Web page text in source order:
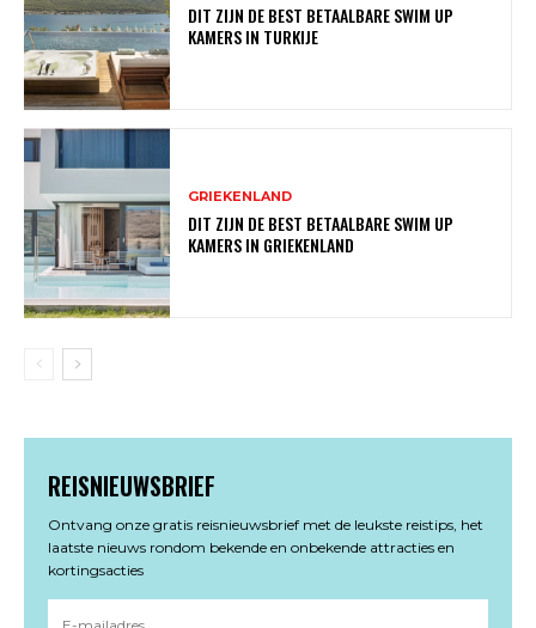
DIT ZIJN DE BEST BETAALBARE SWIM UP
KAMERS IN TURKIJE
GRIEKENLAND
DIT ZIJN DE BEST BETAALBARE SWIM UP
KAMERS IN GRIEKENLAND
REISNIEUWSBRIEF
Ontvang onze gratis reisnieuwsbrief met de leukste reistips, het
laatste nieuws rondom bekende en onbekende attracties en
kortingsacties